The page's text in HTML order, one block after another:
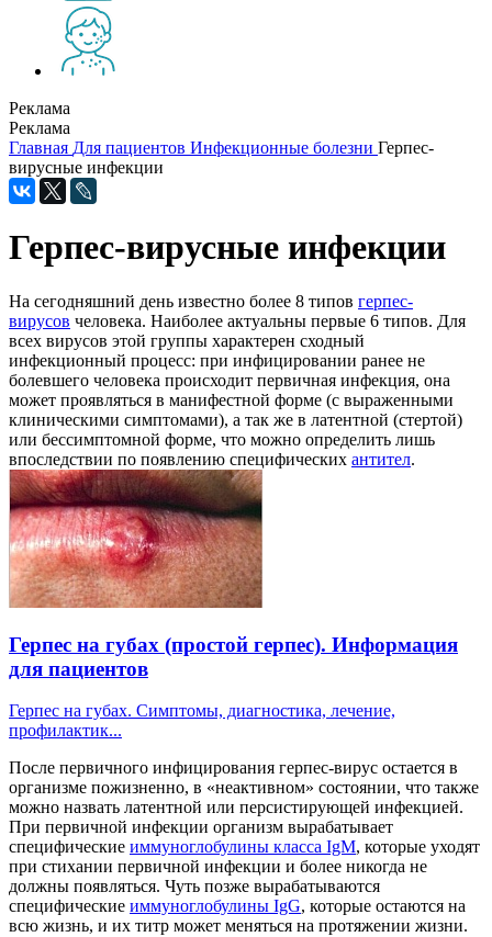
Реклама
Реклама
Главная Для пациентов Инфекционные болезни Герпес-
вирусные инфекции
Герпес-вирусные инфекции
На сегодняшний день известно более 8 типов герпес-
вирусов человека. Наиболее актуальны первые 6 типов. Для
всех вирусов этой группы характерен сходный
инфекционный процесс: при инфицировании ранее не
болевшего человека происходит первичная инфекция, она
может проявляться в манифестной форме (с выраженными
клиническими симптомами), а так же в латентной (стертой)
или бессимптомной форме, что можно определить лишь
впоследствии по появлению специфических антител.
Герпес на губах (простой герпес). Информация
для пациентов
Герпес на губах. Симптомы, диагностика, лечение,
профилактик...
После первичного инфицирования герпес-вирус остается в
организме пожизненно, в «неактивном» состоянии, что также
можно назвать латентной или персистирующей инфекцией.
При первичной инфекции организм вырабатывает
специфические иммуноглобулины класса IgM, которые уходят
при стихании первичной инфекции и более никогда не
должны появляться. Чуть позже вырабатываются
специфические иммуноглобулины IgG, которые остаются на
всю жизнь, и их титр может меняться на протяжении жизни.